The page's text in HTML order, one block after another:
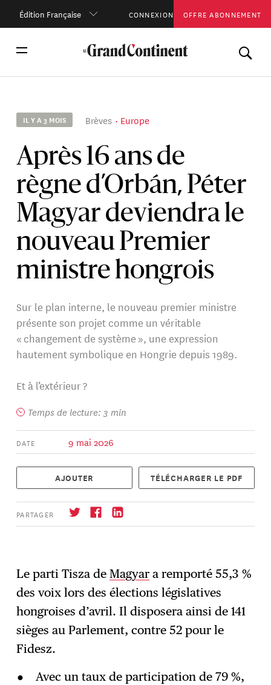
Édition Française CONNEXION OFFRE ABONNEMENT
IL Y A 3 MOIS Brèves Europe
Après 16 ans de
règne d’Orbán, Péter
Magyar deviendra le
nouveau Premier
ministre hongrois
Sur le plan interne, le nouveau premier ministre
présente son projet comme un véritable
« changement de système », une expression
hautement symbolique en Hongrie depuis 1989.
Et à l’extérieur ?
Temps de lecture: 3 min
DATE 9 mai 2026
AJOUTER TÉLÉCHARGER LE PDF
PARTAGER
→ S'abonner
Le parti Tisza deMagyar a remporté 55,3 %
des voix lors des élections législatives
hongroises d’avril. Il disposera ainsi de 141
sièges au Parlement, contre 52 pour le
Fidesz.
Avec un taux de participation de 79 %,